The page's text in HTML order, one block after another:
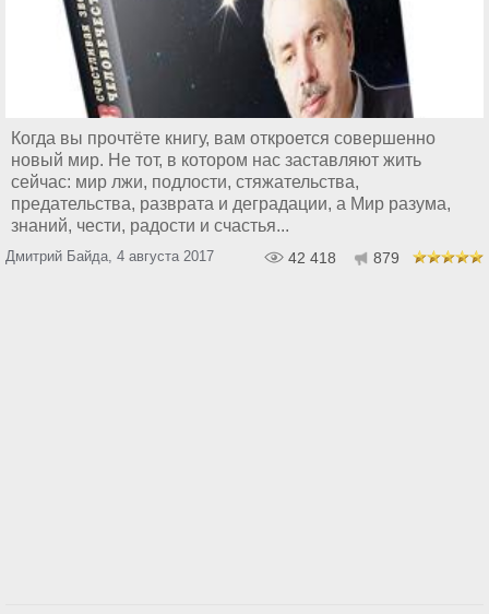
Когда вы прочтёте книгу, вам откроется совершенно
новый мир. Не тот, в котором нас заставляют жить
сейчас: мир лжи, подлости, стяжательства,
предательства, разврата и деградации, а Мир разума,
знаний, чести, радости и счастья...
Дмитрий Байда, 4 августа 2017 42 418 879